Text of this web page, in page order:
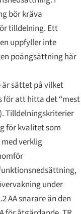
bör kräva
tilldelning. Ett
uppfyller inte
poängsättning här
är sättet på vilket
för att hitta det “mest
Tilldelningskriterier
för kvalitet som
verklig
under
AA snarare än den